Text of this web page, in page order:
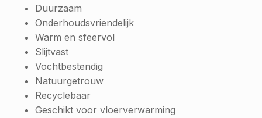
Duurzaam
Onderhoudsvriendelijk
Warm en sfeervol
Slijtvast
Vochtbestendig
Natuurgetrouw
Recyclebaar
Geschikt voor vloerverwarming